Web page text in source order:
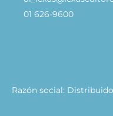
01 626-9600
Razón social: